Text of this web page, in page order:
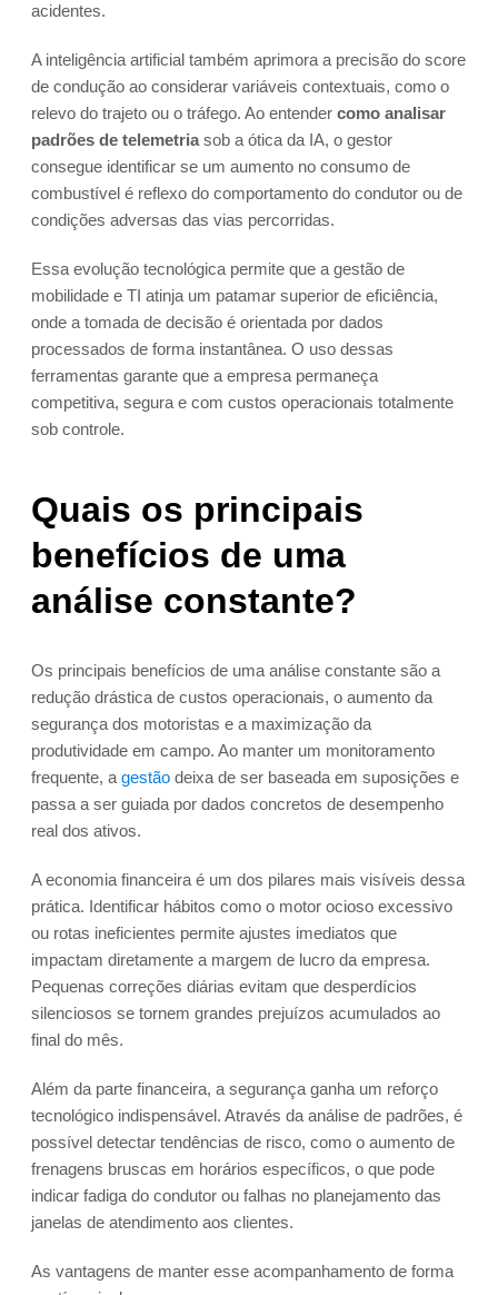
acidentes.
A inteligência artificial também aprimora a precisão do score
de condução ao considerar variáveis contextuais, como o
relevo do trajeto ou o tráfego. Ao entender como analisar
padrões de telemetriasob a ótica da IA, o gestor
consegue identificar se um aumento no consumo de
combustível é reflexo do comportamento do condutor ou de
condições adversas das vias percorridas.
Essa evolução tecnológica permite que a gestão de
mobilidade e TI atinja um patamar superior de eficiência,
onde a tomada de decisão é orientada por dados
processados de forma instantânea. O uso dessas
ferramentas garante que a empresa permaneça
competitiva, segura e com custos operacionais totalmente
sob controle.
Quais os principais
benefícios de uma
análise constante?
Os principais benefícios de uma análise constante são a
redução drástica de custos operacionais, o aumento da
segurança dos motoristas e a maximização da
produtividade em campo. Ao manter um monitoramento
frequente, a gestão deixa de ser baseada em suposições e
passa a ser guiada por dados concretos de desempenho
real dos ativos.
A economia financeira é um dos pilares mais visíveis dessa
prática. Identificar hábitos como o motor ocioso excessivo
ou rotas ineficientes permite ajustes imediatos que
impactam diretamente a margem de lucro da empresa.
Pequenas correções diárias evitam que desperdícios
silenciosos se tornem grandes prejuízos acumulados ao
final do mês.
Além da parte financeira, a segurança ganha um reforço
tecnológico indispensável. Através da análise de padrões, é
possível detectar tendências de risco, como o aumento de
frenagens bruscas em horários específicos, o que pode
indicar fadiga do condutor ou falhas no planejamento das
janelas de atendimento aos clientes.
As vantagens de manter esse acompanhamento de forma